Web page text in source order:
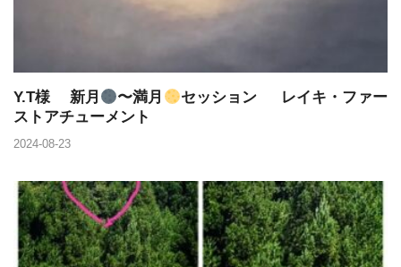
Y.T様 新月 〜満月
セッション レイキ・ファー
ストアチューメント
2024-08-23